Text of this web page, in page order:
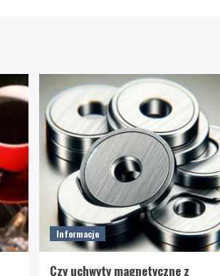
Informacje
Czy uchwyty magnetyczne z